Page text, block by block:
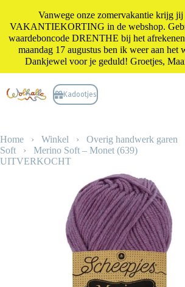
naar
de
Kadootjes
Home › Winkel › Overig handwerk garen
Soft › Merino Soft – Monet (639)
UITVERKOCHT
Vanwege onze zomervakantie krijg jij
VAKANTIEKORTING in de webshop.
waardeboncode DRENTHE bij het
maandag 17 augustus ben ik weer aan het
Dankjewel voor je geduld! Groetjes,